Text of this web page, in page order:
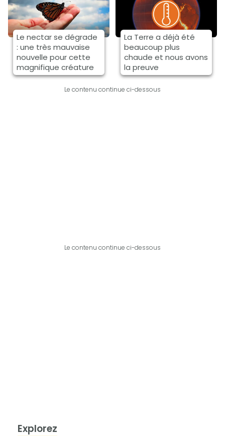
Le nectar se dégrade
: une très mauvaise
nouvelle pour cette
magnifique créature
La Terre a déjà été
beaucoup plus
chaude et nous avons
la preuve
Le contenu continue ci-dessous
Le contenu continue ci-dessous
Explorez